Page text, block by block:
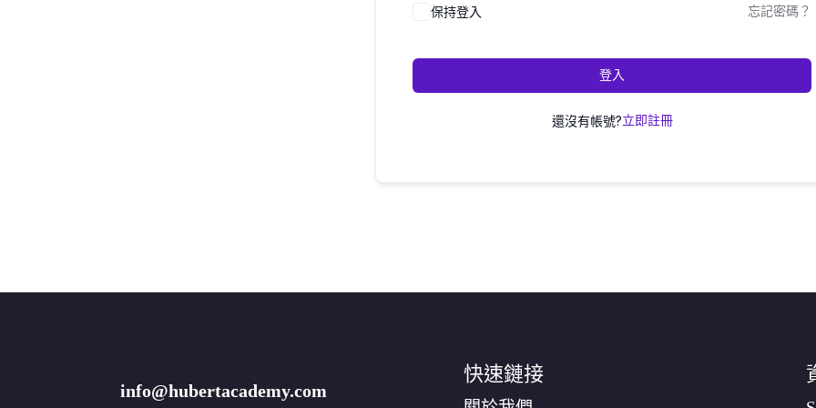
保持登入 忘記密碼？
登入
還沒有帳號?立即註冊
info@hubertacademy.com
快速鏈接